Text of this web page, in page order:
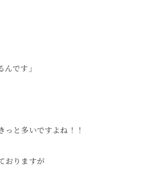
です」
っと多いですよね！！
おりますが